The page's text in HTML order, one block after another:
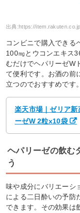
出典:https://
コンビニで購入できる
100㎎とウコンエキス
むだけでヘパリーゼW
て便利です。お酒の前
立つのでおすすめです。
楽天市場｜ゼリア
ーゼW 2粒x10袋
ヘパリーゼの飲む
う
味や成分にバリエーシ
による二日酔いの予防
できます。その効果は